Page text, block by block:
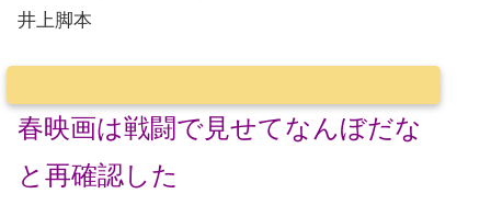
井上脚本
春映画は戦闘で見せてなんぼだな
と再確認した